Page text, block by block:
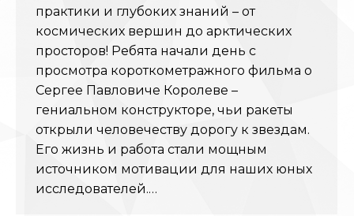
практики и глубоких знаний – от
космических вершин до арктических
просторов! Ребята начали день с
просмотра короткометражного фильма о
Сергее Павловиче Королеве –
гениальном конструкторе, чьи ракеты
открыли человечеству дорогу к звездам.
Его жизнь и работа стали мощным
источником мотивации для наших юных
исследователей.…